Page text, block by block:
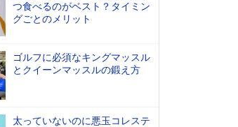
つ食べるのがベスト？タイミン
グごとのメリット
ゴルフに必須なキングマッスル
とクイーンマッスルの鍛え方
太っていないのに悪玉コレステ